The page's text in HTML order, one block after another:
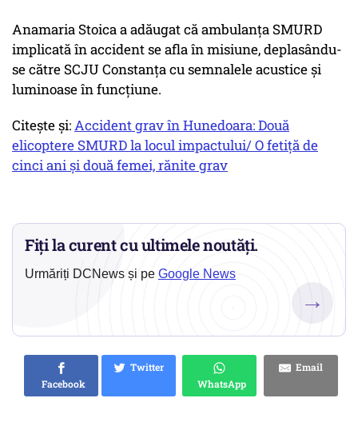
Anamaria Stoica a adăugat că ambulanța SMURD
implicată în accident se afla în misiune, deplasându-
se către SCJU Constanța cu semnalele acustice și
luminoase în funcțiune.
Citește și:Accident grav în Hunedoara: Două
elicoptere SMURD la locul impactului/ O fetiță de
cinci ani și două femei, rănite grav
Fiți la curent cu ultimele noutăți.
Urmăriți DCNews și pe Google News
→
Facebook
Twitter
WhatsApp
Email